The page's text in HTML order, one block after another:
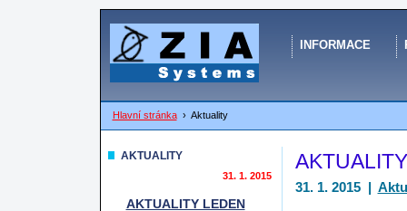
AKTUALITY
31. 1. 2015|
Hlavní stránka› Aktuality
INFORMACE
AKTUALITY
31. 1. 2015
AKTUALITY LEDEN